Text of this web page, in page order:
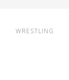
WRESTLING